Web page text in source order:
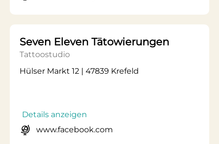
Seven Eleven Tätowierungen
Tattoostudio
Hülser Markt 12 | 47839 Krefeld
Details anzeigen
www.facebook.com